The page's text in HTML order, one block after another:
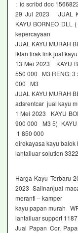
: id scribd doc
29 Jul 2023 JUAL
KAYU BORNEO DLL
kepercayaan
JUAL KAYU MURAH
iklan lirak lirik jual
13 Mei 2023 KAYU
550 000 M3 RENG: 3
000 M3
JUAL KAYU MURAH
adsrentcar jual kayu
1 Mei 2023 KAYU
900 000 M3 5) KAYU
1 850 000
direkayasa kayu
lantailuar solution 3322
Harga Kayu Terbaru
2023 Salinanjual
meranti – kamper
kayu papan murah
lantailuar support 1187
Jual Papan Cor,